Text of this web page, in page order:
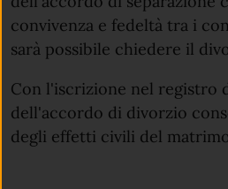
convivenza e fedeltà tra i
sarà possibile chiedere il
Con l'iscrizione nel registro
dell'accordo di divorzio
degli effetti civili del